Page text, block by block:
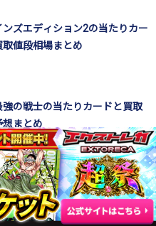
ンズエディション2の当たりカー
取値段相場まとめ
強の戦士の当たりカードと買取
想まとめ
刻の当たりカードと買取値段相
め